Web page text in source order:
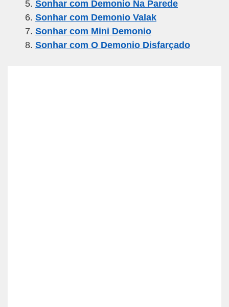
k
Sonhar com Demonio Na Parede
Sonhar com Demonio Valak
Sonhar com Mini Demonio
Sonhar com O Demonio Disfarçado